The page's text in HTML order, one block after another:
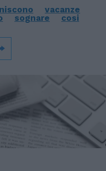
vacanze
sognare cosi